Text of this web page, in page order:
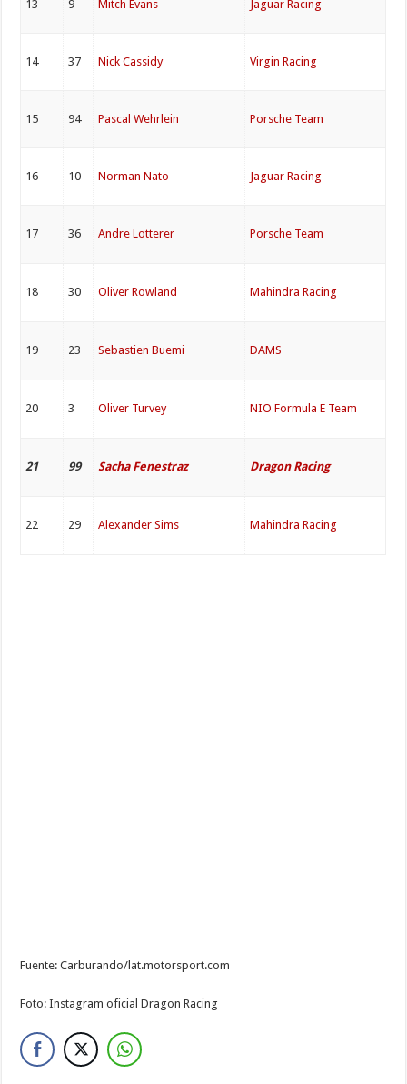
13 9 Mitch Evans Jaguar Racing
14 37 Nick Cassidy Virgin Racing
15 94 Pascal Wehrlein Porsche Team
16 10 Norman Nato Jaguar Racing
17 36 Andre Lotterer Porsche Team
18 30 Oliver Rowland Mahindra Racing
19 23 Sebastien Buemi DAMS
20 3 Oliver Turvey NIO Formula E Team
21 99 Sacha Fenestraz Dragon Racing
22 29 Alexander Sims Mahindra Racing
Fuente: Carburando/lat.motorsport.com
Foto: Instagram oficial Dragon Racing